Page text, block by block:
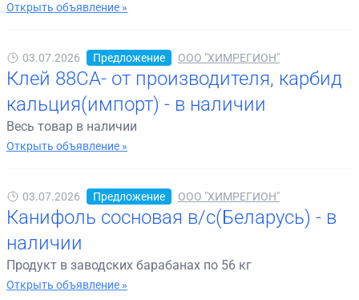
Открыть объявление »
03.07.2026 Предложение ООО "ХИМРЕГИОН"
Клей 88СА- от производителя, карбид
кальция(импорт) - в наличии
Весь товар в наличии
Открыть объявление »
03.07.2026 Предложение ООО "ХИМРЕГИОН"
Канифоль сосновая в/с(Беларусь) - в
наличии
Продукт в заводских барабанах по 56 кг
Открыть объявление »